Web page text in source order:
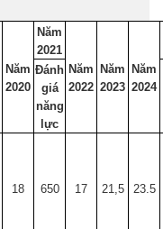
Năm
2020
Năm
2021
Năm
2022
Năm
2023
Năm
2024
Đánh
giá
năng
lực
18 650 17 21,5 23.5